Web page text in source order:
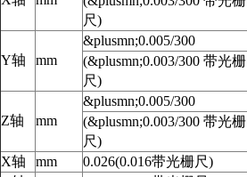
尺)
Y轴 mm
&plusmn;0.005/300
(&plusmn;0.003/300 带光栅
尺)
Z轴 mm
&plusmn;0.005/300
(&plusmn;0.003/300 带光栅
尺)
X轴
mm 0.026(0.016带光栅尺)